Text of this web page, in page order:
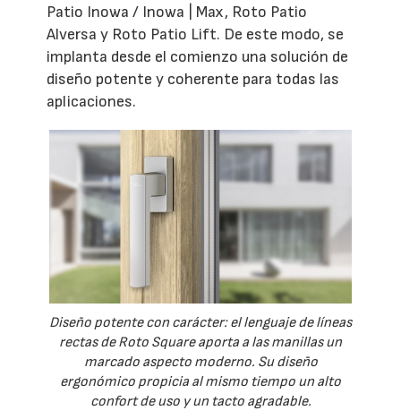
Patio Inowa / Inowa | Max, Roto Patio
Alversa y Roto Patio Lift. De este modo, se
implanta desde el comienzo una solución de
diseño potente y coherente para todas las
aplicaciones.
Diseño potente con carácter: el lenguaje de líneas
rectas de Roto Square aporta a las manillas un
marcado aspecto moderno. Su diseño
ergonómico propicia al mismo tiempo un alto
confort de uso y un tacto agradable.